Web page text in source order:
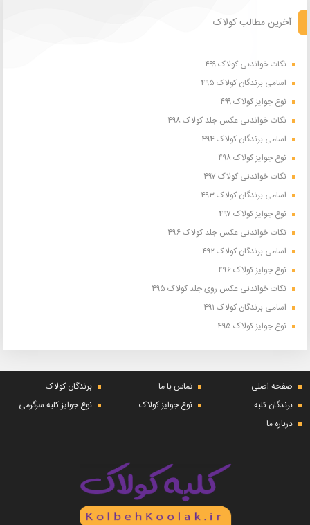
آخرین مطالب کولاک
نکات خواندنی کولاک ۴۹۹
اسامی برندگان کولاک ۴۹۵
نوع جوایز کولاک ۴۹۹
نکات خواندنی عکس جلد کولاک ۴۹۸
اسامی برندگان کولاک ۴۹۴
نوع جوایز کولاک ۴۹۸
نکات خواندنی کولاک ۴۹۷
اسامی برندگان کولاک ۴۹۳
نوع جوایز کولاک ۴۹۷
نکات خواندنی عکس جلد کولاک ۴۹۶
اسامی برندگان کولاک ۴۹۲
نوع جوایز کولاک ۴۹۶
نکات خواندنی عکس روی جلد کولاک ۴۹۵
اسامی برندگان کولاک ۴۹۱
نوع جوایز کولاک ۴۹۵
صفحه اصلی تماس با ما
برندگان کولاک
برندگان کلبه
نوع جوایز کولاک
نوع جوایز کلبه سرگرمی
درباره ما